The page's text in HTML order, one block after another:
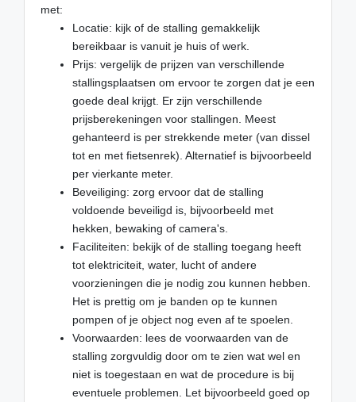
met:
Locatie: kijk of de stalling gemakkelijk
bereikbaar is vanuit je huis of werk.
Prijs: vergelijk de prijzen van verschillende
stallingsplaatsen om ervoor te zorgen dat je een
goede deal krijgt. Er zijn verschillende
prijsberekeningen voor stallingen. Meest
gehanteerd is per strekkende meter (van dissel
tot en met fietsenrek). Alternatief is bijvoorbeeld
per vierkante meter.
Beveiliging: zorg ervoor dat de stalling
voldoende beveiligd is, bijvoorbeeld met
hekken, bewaking of camera's.
Faciliteiten: bekijk of de stalling toegang heeft
tot elektriciteit, water, lucht of andere
voorzieningen die je nodig zou kunnen hebben.
Het is prettig om je banden op te kunnen
pompen of je object nog even af te spoelen.
Voorwaarden: lees de voorwaarden van de
stalling zorgvuldig door om te zien wat wel en
niet is toegestaan en wat de procedure is bij
eventuele problemen. Let bijvoorbeeld goed op